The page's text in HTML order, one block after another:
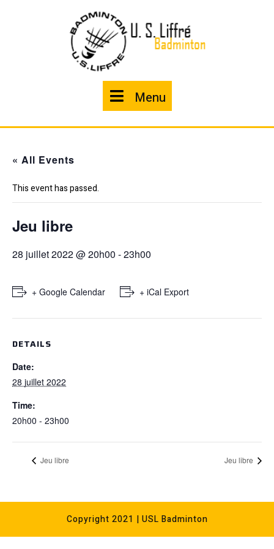
Menu
« All Events
This event has passed.
Jeu libre
28 juillet 2022 @ 20h00 -23h00
+ Google Calendar + iCal Export
DETAILS
Date:
28 juillet 2022
Time:
20h00 - 23h00
Jeu libre Jeu libre
Copyright 2021 | USL Badminton